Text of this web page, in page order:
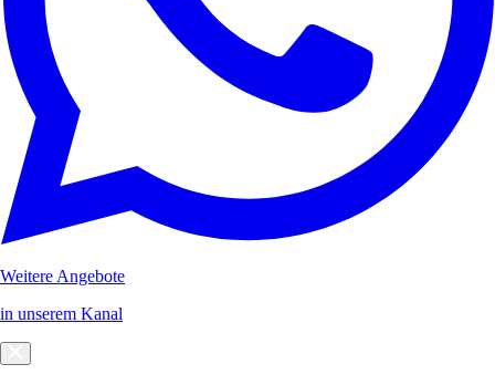
Weitere Angebote
in unserem Kanal